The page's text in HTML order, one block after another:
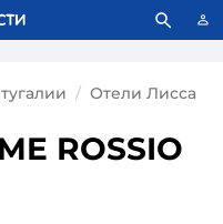
Что это значит?
Отели
ROSSIO